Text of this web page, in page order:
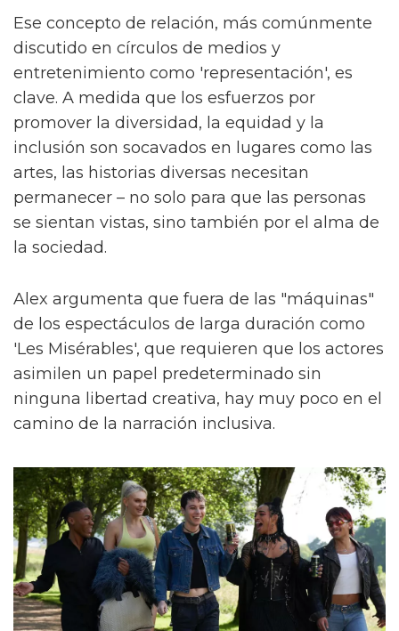
Ese concepto de relación, más comúnmente
discutido en círculos de medios y
entretenimiento como 'representación', es
clave. A medida que los esfuerzos por
promover la diversidad, la equidad y la
inclusión son socavados en lugares como las
artes, las historias diversas necesitan
permanecer – no solo para que las personas
se sientan vistas, sino también por el alma de
la sociedad.
Alex argumenta que fuera de las "máquinas"
de los espectáculos de larga duración como
'Les Misérables', que requieren que los actores
asimilen un papel predeterminado sin
ninguna libertad creativa, hay muy poco en el
camino de la narración inclusiva.